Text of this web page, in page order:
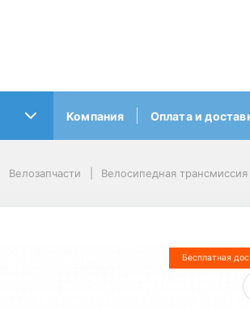
Компания Оплата и
Велозапчасти Велосипедная трансмиссия
Бесплатная